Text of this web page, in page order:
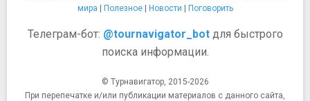
Куда сходить с детьми?
Отели в Штутгарте
Рождественская ярмарка
Покупки
мира | Полезное| Новости | Поговорить
Телеграм-бот: @tournavigator_botдля быстрого
поиска информации.
© Турнавигатор, 2015-2026
При перепечатке и/или публикации материалов с данного сайта,